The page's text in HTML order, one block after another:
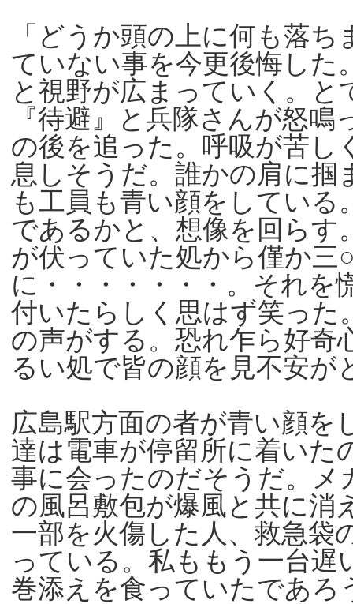
「どうか頭の上に何も落
ていない事を今更後悔した
と視野が広まっていく。
『待避』と兵隊さんが怒
の後を追った。呼吸が苦し
息しそうだ。誰かの肩に掴
も工員も青い顔をしてい
であるかと、想像を回らす
が伏っていた処から僅か三
に・・・・・・・。それを
付いたらしく思はず笑った
の声がする。恐れ乍ら好奇
るい処で皆の顔を見不安が
広島駅方面の者が青い顔を
達は電車が停留所に着いた
事に会ったのだそうだ。メ
の風呂敷包が爆風と共に消
一部を火傷した人、救急袋
っている。私ももう一台
巻添えを食っていたであろ